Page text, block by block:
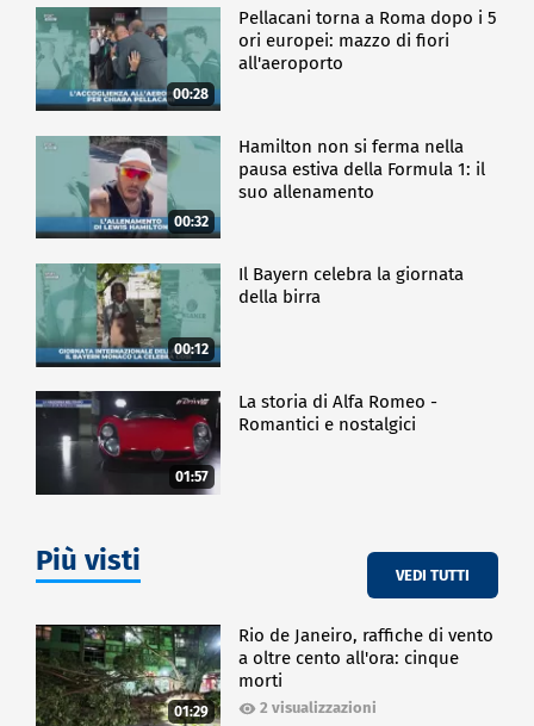
00:28
Pellacani torna a Roma dopo i 5
ori europei: mazzo di fiori
all'aeroporto
00:32
Hamilton non si ferma nella
pausa estiva della Formula 1: il
suo allenamento
00:12
Il Bayern celebra la giornata
della birra
01:57
La storia di Alfa Romeo -
Romantici e nostalgici
Più visti VEDI TUTTI
01:29
Rio de Janeiro, raffiche di vento
a oltre cento all'ora: cinque
morti
2 visualizzazioni